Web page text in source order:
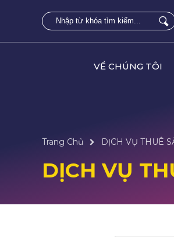
VỀ CHÚNG TÔI
Trang Chủ DỊCH VỤ THUÊ
DỊCH VỤ